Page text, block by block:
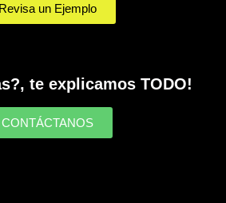
Revisa un Ejemplo
, te explicamos TODO!
CONTÁCTANOS